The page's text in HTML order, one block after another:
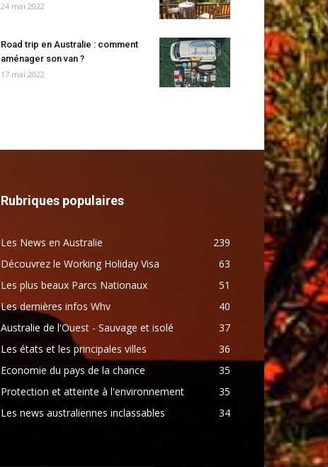
24 mai 2022
Road trip en Australie : comment
aménager son van ?
17 mai 2022
Rubriques populaires
Les News en Australie
239
Découvrez le Working Holiday Visa
63
Les plus beaux Parcs Nationaux
51
Les dernières infos Whv
40
Australie de l'Ouest - Sauvage et isolé
37
Les états et les principales villes
36
Economie du pays de la chance
35
Protection et atteinte à l'environnement
35
Les news australiennes inclassables
34